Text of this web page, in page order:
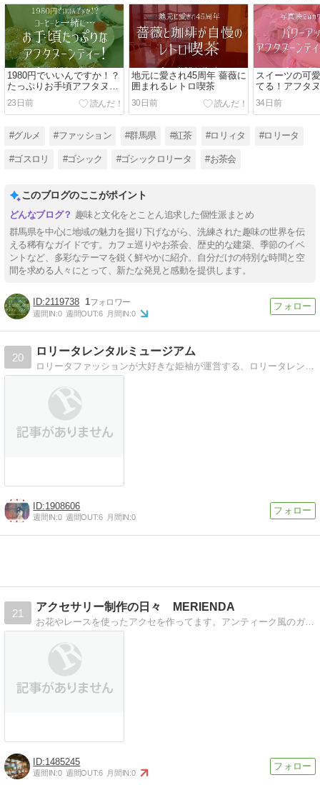
1980円でいいんですか！？
たっぷりお手頃アフタヌー
ンティー
23日前
地元に愛され45周年 薔薇に
囲まれるレトロ喫茶
30日前
スイーツの可
てる！アフタ
専門店
34日前
#グルメ #ファッション #群馬県 #紅茶 #ロリィタ #ロリータ
#ゴスロリ #ゴシック #ゴシックロリータ #お茶会
このブログのここがポイント
趣味と文化をとことん追求した個性派まとめ
群馬県を中心に地域の魅力を掘り下げながら、洗練された趣味の世界を伝
える稀有なガイドです。カフェ巡りやお茶会、歴史的な建築、季節のイベ
ントなど、多彩なテーマを鋭く鮮やかに紹介。自分だけの特別な時間と空
間を求める人々にとって、新たな発見と感動を提供します。
2119738 1
週間IN:0 週間OUT:6 月間IN:0
20
ロリータレンタルミュージアム
1908606
週間IN:0 週間OUT:6 月間IN:0
21
アクセサリー制作の日々 MERIENDA
お花やレースを使ったアクセを作ってます。アンティーク風のガーリーな作品ばかりです。販売もしています。
1485245
週間IN:0 週間OUT:6 月間IN:0